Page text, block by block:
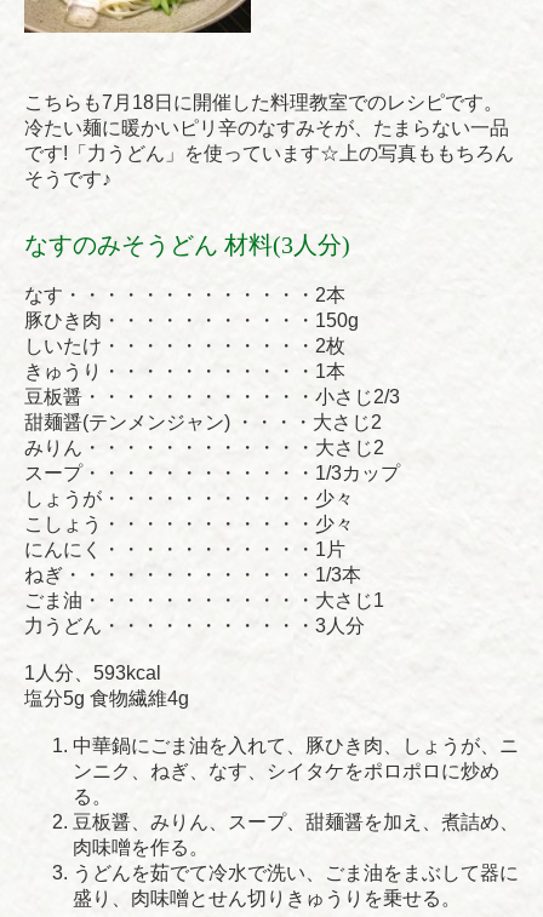
こちらも7月18日に開催した料理教室でのレシピです。
冷たい麺に暖かいピリ辛のなすみそが、たまらない一品
です!「力うどん」を使っています☆上の写真ももちろん
そうです♪
なすのみそうどん 材料(3人分)
なす・・・・・・・・・・・・・2本
豚ひき肉・・・・・・・・・・・150g
しいたけ・・・・・・・・・・・2枚
きゅうり・・・・・・・・・・・1本
豆板醤・・・・・・・・・・・・小さじ2/3
甜麺醤(テンメンジャン) ・・・・大さじ2
みりん・・・・・・・・・・・・大さじ2
スープ・・・・・・・・・・・・1/3カップ
しょうが・・・・・・・・・・・少々
こしょう・・・・・・・・・・・少々
にんにく・・・・・・・・・・・1片
ねぎ・・・・・・・・・・・・・1/3本
ごま油・・・・・・・・・・・・大さじ1
力うどん・・・・・・・・・・・3人分
1人分、593kcal
塩分5g 食物繊維4g
中華鍋にごま油を入れて、豚ひき肉、しょうが、ニ
ンニク、ねぎ、なす、シイタケをポロポロに炒め
る。
豆板醤、みりん、スープ、甜麺醤を加え、煮詰め、
肉味噌を作る。
うどんを茹でて冷水で洗い、ごま油をまぶして器に
盛り、肉味噌とせん切りきゅうりを乗せる。